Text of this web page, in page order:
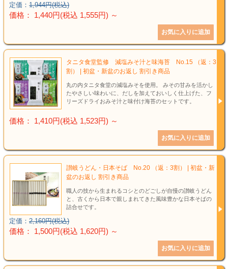
カタログ
定価： 1,944円(税込)
価格： 1,440円(税込 1,555円) ～
タニタ食堂監修 減塩みそ汁と味海苔 No.15 （返：3
割） | 初盆・新盆のお返し 割引き商品
丸の内タニタ食堂の減塩みそを使用。 みその甘みを活かし
たやさしい味わいに、だしを加えておいしく仕上げた、フ
リーズドライおみそ汁と味付け海苔のセットです。
価格： 1,410円(税込 1,523円) ～
讃岐うどん・日本そば No.20 （返：3割） | 初盆・新
盆のお返し 割引き商品
職人の技から生まれるコシとのどごしが自慢の讃岐うどん
と、古くから日本で親しまれてきた風味豊かな日本そばの
詰合せです。
定価： 2,160円(税込)
価格： 1,500円(税込 1,620円) ～